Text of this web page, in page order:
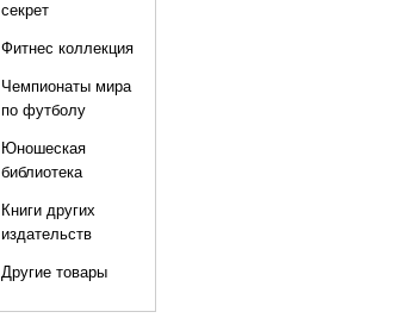
секрет
Фитнес коллекция
Чемпионаты мира
по футболу
Юношеская
библиотека
Книги других
издательств
Другие товары